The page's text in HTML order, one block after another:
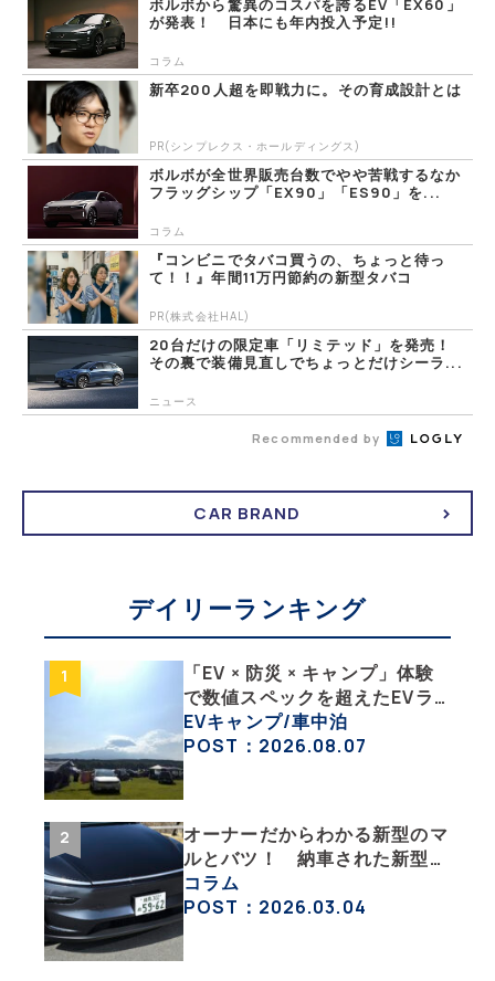
が発表！ 日本にも年内投入予定!!
コラム
新卒200人超を即戦力に。その育成設計とは
PR(シンプレクス・ホールディングス)
ボルボが全世界販売台数でやや苦戦するなか
フラッグシップ「EX90」「ES90」を...
コラム
『コンビニでタバコ買うの、ちょっと待っ
て！！』年間11万円節約の新型タバコ
PR(株式会社HAL)
20台だけの限定車「リミテッド」を発売！
その裏で装備見直しでちょっとだけシーラ...
ニュース
Recommended by
CAR BRAND
デイリーランキング
「EV × 防災 × キャンプ」体験
で数値スペックを超えたEVラ
イフの豊かさを実感【 EV
SUMMER CAMP 2026 】
EVキャンプ/車中泊
POST：2026.08.07
オーナーだからわかる新型のマ
ルとバツ！ 納車された新型を
旧型モデルＹと細部まで比べて
みた【テスラ沼にはまった大学
コラム
POST：2026.03.04